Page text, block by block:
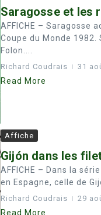
Saragosse et les
AFFICHE – Saragosse
Coupe du Monde
Folon....
Richard Coudrais 31
Read More
Affiche
Gijón dans les
AFFICHE – Dans la
en Espagne, celle de
Richard Coudrais 29
Read More